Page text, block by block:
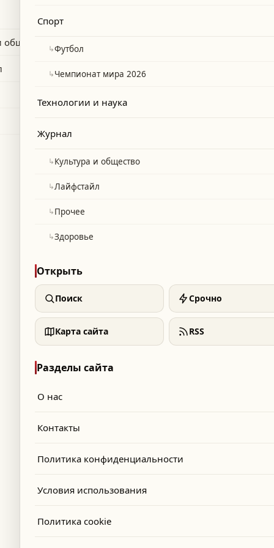
ударов по объектам инфраструктуры
сутки.
Спорт
↳Футбол
↳Чемпионат мира 2026
Технологии и наука
Журнал
↳Культура и общество
↳Лайфстайл
↳Прочее
↳Здоровье
Открыть
Поиск Срочно
Карта сайта RSS
Разделы сайта
О нас
Контакты
Политика конфиденциальности
Условия использования
Политика cookie